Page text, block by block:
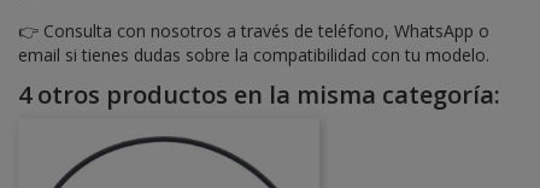
👉 Consulta con nosotros a través de teléfono, WhatsApp o
email si tienes dudas sobre la compatibilidad con tu modelo.
4 otros productos en la misma categoría: